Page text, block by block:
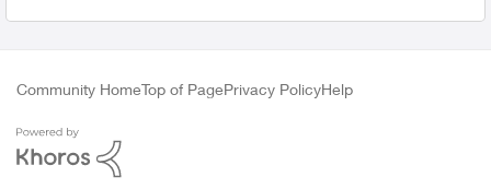
Community HomeTop of PagePrivacy PolicyHelp